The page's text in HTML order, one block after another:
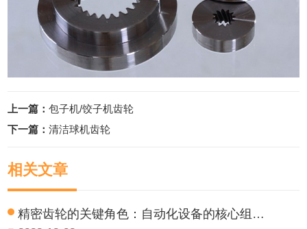
上一篇：包子机/饺子机齿轮
下一篇：清洁球机齿轮
相关文章
精密齿轮的关键角色：自动化设备的核心组…